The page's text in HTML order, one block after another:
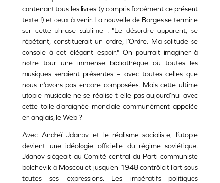
contenant tous les livres (y compris forcément ce présent
texte !) et ceux à venir. La nouvelle de Borges se termine
sur cette phrase sublime : "Le désordre apparent, se
répétant, constituerait un ordre, l’Ordre. Ma solitude se
console à cet élégant espoir." On pourrait imaginer à
notre tour une immense bibliothèque où toutes les
musiques seraient présentes – avec toutes celles que
nous n’avons pas encore composées. Mais cette ultime
utopie musicale ne se réalise-t-elle pas aujourd’hui avec
cette toile d’araignée mondiale communément appelée
en anglais, le Web ?
Avec Andreï Jdanov et le réalisme socialiste, l’utopie
devient une idéologie officielle du régime soviétique.
Jdanov siégeait au Comité central du Parti communiste
bolchevik à Moscou et jusqu’en 1948 contrôlait l’art sous
toutes ses expressions. Les impératifs politiques